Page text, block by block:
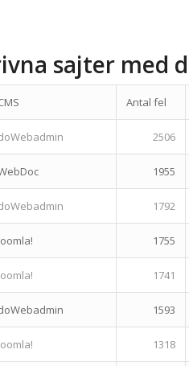
sajter med
Antal fel
2506
1955
1792
1755
1741
1593
1318